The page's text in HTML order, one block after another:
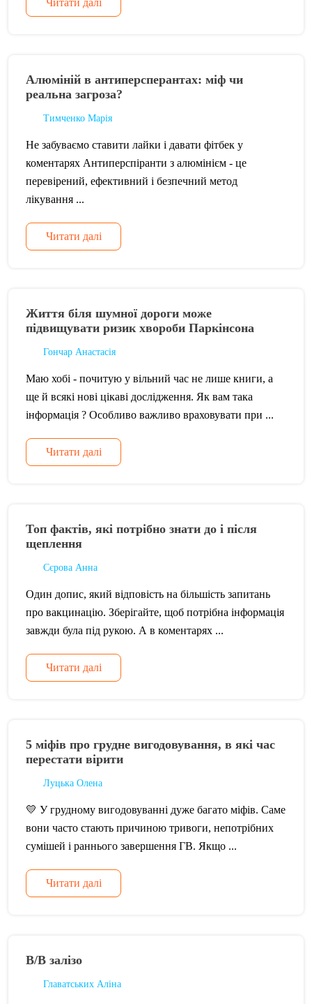
Читати далі
Алюміній в антиперсперантах: міф чи
реальна загроза?
Тимченко Марія
Не забуваємо ставити лайки і давати фітбек у
коментарях Антиперспіранти з алюмінієм - це
перевірений, ефективний і безпечний метод
лікування ...
Читати далі
Життя біля шумної дороги може
підвищувати ризик хвороби Паркінсона
Гончар Анастасія
Маю хобі - почитую у вільний час не лише книги, а
ще й всякі нові цікаві дослідження. Як вам така
інформація ? Особливо важливо враховувати при ...
Читати далі
Топ фактів, які потрібно знати до і після
щеплення
Сєрова Анна
Один допис, який відповість на більшість запитань
про вакцинацію. Зберігайте, щоб потрібна інформація
завжди була під рукою. А в коментарях ...
Читати далі
5 міфів про грудне вигодовування, в які час
перестати вірити
Луцька Олена
💛 У грудному вигодовуванні дуже багато міфів. Саме
вони часто стають причиною тривоги, непотрібних
сумішей і раннього завершення ГВ. Якщо ...
Читати далі
В/В залізо
Главатських Аліна